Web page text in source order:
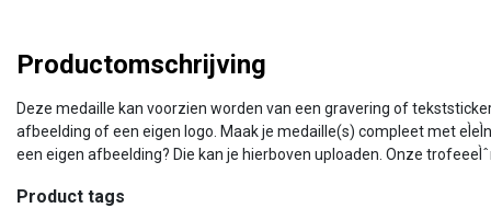
Productomschrijving
Deze medaille kan voorzien worden van een gravering of
afbeelding of een eigen logo. Maak je medaille(s) compleet met
een eigen afbeelding? Die kan je hierboven uploaden. Onze
Product tags